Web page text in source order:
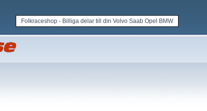
Folkraceshop - Billiga delar till din Volvo Saab Opel BMW